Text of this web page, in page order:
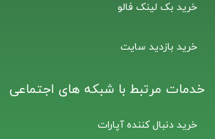
خرید بک لینک فالو
خرید بازدید سایت
خدمات مرتبط با شبکه های اجتماعی
خرید دنبال کننده آپارات